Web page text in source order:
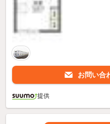
お問い合
提供